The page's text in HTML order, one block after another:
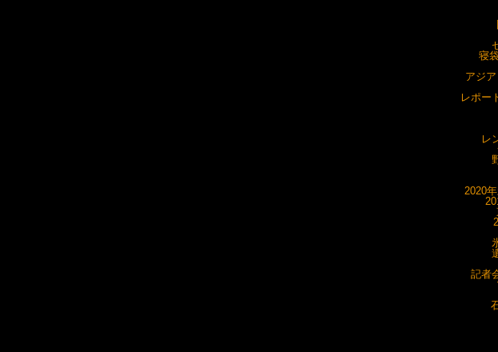
寝
アジ
レポー
レ
2020
記者